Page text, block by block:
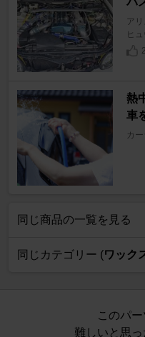
アリ
ヒ
2
熱
車
カ
同じ商品の一覧を見る
同じカテゴリー (ワック
このパ
難しいと思っ